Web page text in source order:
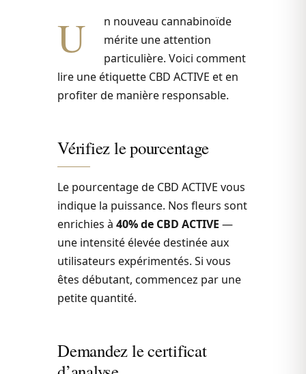
U
n nouveau cannabinoïde
mérite une attention
particulière. Voici comment
lire une étiquette CBD ACTIVE et en
profiter de manière responsable.
Vérifiez le pourcentage
Le pourcentage de CBD ACTIVE vous
indique la puissance. Nos fleurs sont
enrichies à 40% de CBD ACTIVE —
une intensité élevée destinée aux
utilisateurs expérimentés. Si vous
êtes débutant, commencez par une
petite quantité.
Demandez le certificat